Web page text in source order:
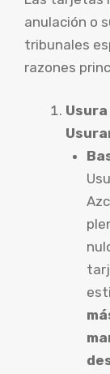
anulación o
tribunales
razones